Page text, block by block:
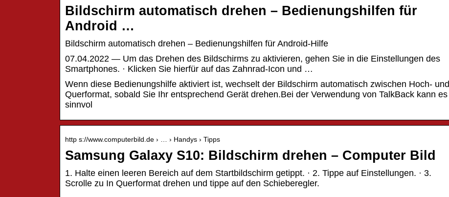
Bildschirm automatisch drehen – Bedienungshilfen für
Android …
Bildschirm automatisch drehen – Bedienungshilfen für Android-Hilfe
07.04.2022 — Um das Drehen des Bildschirms zu aktivieren, gehen Sie in die Einstellungen des
Smartphones. · Klicken Sie hierfür auf das Zahnrad-Icon und …
Wenn diese Bedienungshilfe aktiviert ist, wechselt der Bildschirm automatisch zwischen Hoch- und
Querformat, sobald Sie Ihr entsprechend Gerät drehen.Bei der Verwendung von TalkBack kann es
sinnvol
http s://www.computerbild.de › … › Handys › Tipps
Samsung Galaxy S10: Bildschirm drehen – Computer Bild
1. Halte einen leeren Bereich auf dem Startbildschirm getippt. · 2. Tippe auf Einstellungen. · 3.
Scrolle zu In Querformat drehen und tippe auf den Schieberegler.